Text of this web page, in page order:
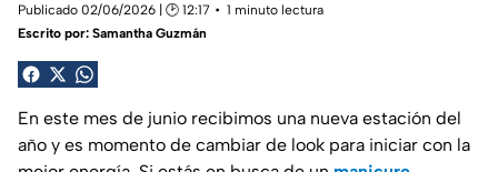
Publicado 02/06/2026 | 🕑 12:17
1 minuto lectura
Escrito por: Samantha Guzmán
En este mes de junio recibimos una nueva estación del
año y es momento de cambiar de look para iniciar con la